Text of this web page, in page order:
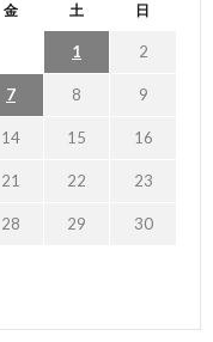
金 土 日
1 2
7 8 9
14 15 16
21 22 23
28 29 30